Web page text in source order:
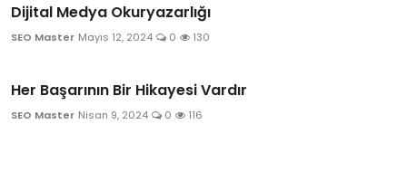
Dijital Medya Okuryazarlığı
SEO Master Mayıs 12, 2024 0 130
Her Başarının Bir Hikayesi Vardır
SEO Master Nisan 9, 2024 0 116